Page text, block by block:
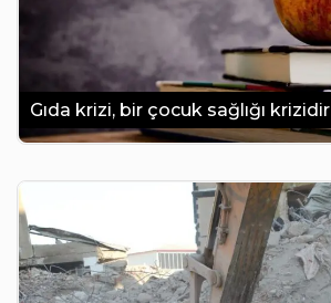
Gıda krizi, bir çocuk sağlığı krizidir